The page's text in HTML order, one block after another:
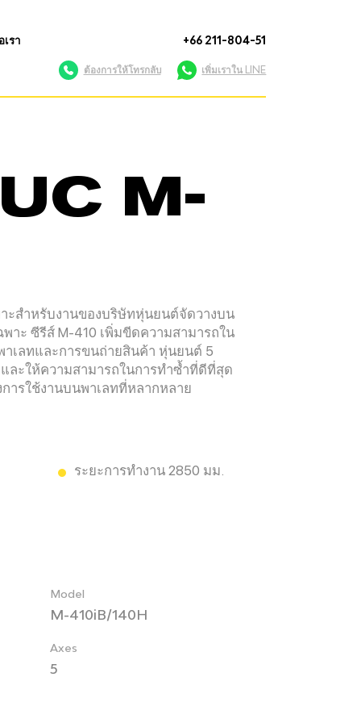
รา +66 211-804-51
ต้องการให้โทรกลับ เพิ่มเราใน LINE
M-
ะสำหรับงานของบริษัทหุ่นยนต์จัดวางบน
าะ ซีรีส์ M-410 เพิ่มขีดความสามารถใน
าเลทและการขนถ่ายสินค้า หุ่นยนต์ 5
ละให้ความสามารถในการทำซ้ำที่ดีที่สุด
ารใช้งานบนพาเลทที่หลากหลาย
ระยะการทำงาน 2850 มม.
Model
M-410iB/140H
Axes
5